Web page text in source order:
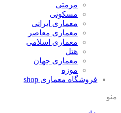
مرمتی
مسکونی
معماری ایرانی
معماری معاصر
معماری اسلامی
هتل
معماری جهان
موزه
فروشگاه معماری shop
منو